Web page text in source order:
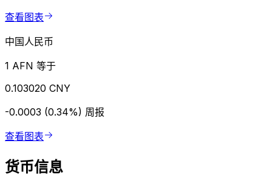
查看图表
中国人民币
1 AFN 等于
0.103020 CNY
-0.0003 (0.34%) 周报
查看图表
货币信息